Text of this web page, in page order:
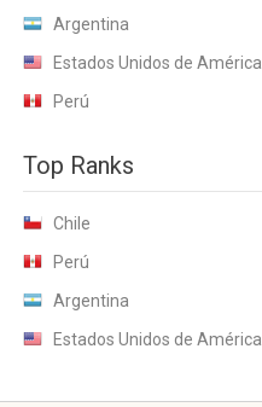
Argentina
Estados Unidos de América
Perú
Top Ranks
Chile
Perú
Argentina
Estados Unidos de América